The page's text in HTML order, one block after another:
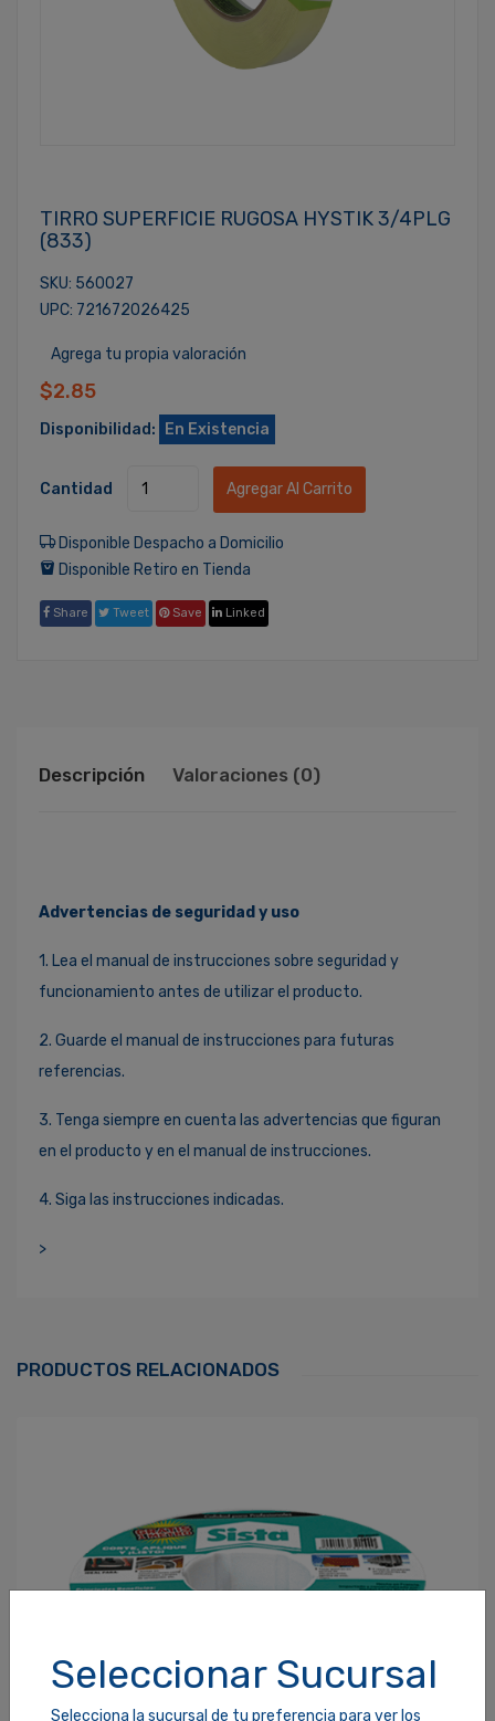
Seleccionar Sucursal
Selecciona la sucursal de tu preferencia para ver los
TIRRO SUPERFICIE RUGOSA HYSTIK 3/4PLG
(833)
SKU: 560027
UPC: 721672026425
Agrega tu propia valoración
$2.85
Disponibilidad: En Existencia
Cantidad Agregar Al Carrito
Disponible Despacho a Domicilio
Disponible Retiro en Tienda
Share Tweet Save Linked
Descripción Valoraciones (0)
Advertencias de seguridad y uso
1. Lea el manual de instrucciones sobre seguridad y
funcionamiento antes de utilizar el producto.
2. Guarde el manual de instrucciones para futuras
referencias.
3. Tenga siempre en cuenta las advertencias que figuran
en el producto y en el manual de instrucciones.
4. Siga las instrucciones indicadas.
>
¿Olvidaste tu Contraseña?
Recordarme
PRODUCTOS RELACIONADOS